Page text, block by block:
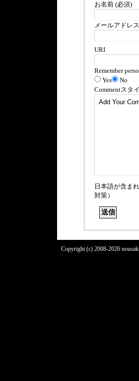
お名前 (必須)
メールアドレ
URI
Remember
Yes
No
Commentスタ
日本語が含ま
対策）
Copyright (c) 2008-2026